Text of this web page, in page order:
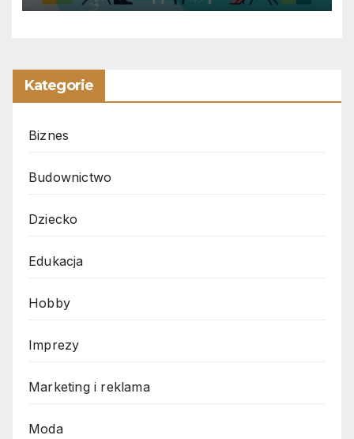
Kategorie
Biznes
Budownictwo
Dziecko
Edukacja
Hobby
Imprezy
Marketing i reklama
Moda